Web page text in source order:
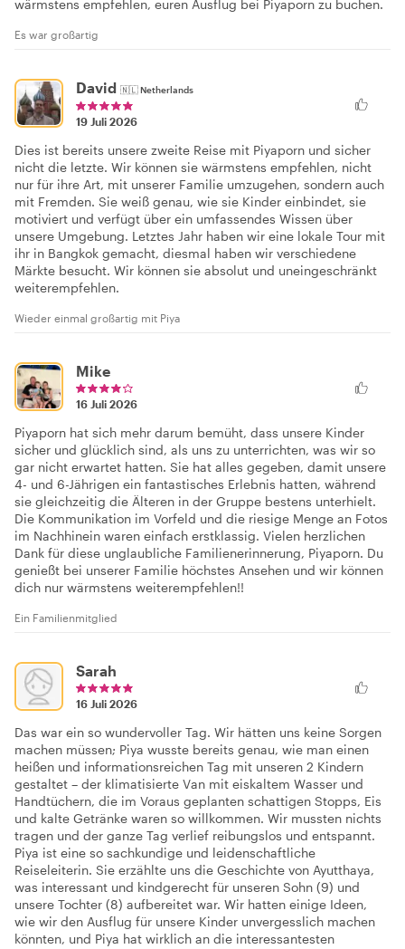
wärmstens empfehlen, euren Ausflug bei Piyaporn zu buchen.
Es war großartig
David 🇳🇱Netherlands
19 Juli 2026
Dies ist bereits unsere zweite Reise mit Piyaporn und sicher
nicht die letzte. Wir können sie wärmstens empfehlen, nicht
nur für ihre Art, mit unserer Familie umzugehen, sondern auch
mit Fremden. Sie weiß genau, wie sie Kinder einbindet, sie
motiviert und verfügt über ein umfassendes Wissen über
unsere Umgebung. Letztes Jahr haben wir eine lokale Tour mit
ihr in Bangkok gemacht, diesmal haben wir verschiedene
Märkte besucht. Wir können sie absolut und uneingeschränkt
weiterempfehlen.
Wieder einmal großartig mit Piya
Mike
16 Juli 2026
Piyaporn hat sich mehr darum bemüht, dass unsere Kinder
sicher und glücklich sind, als uns zu unterrichten, was wir so
gar nicht erwartet hatten. Sie hat alles gegeben, damit unsere
4- und 6-Jährigen ein fantastisches Erlebnis hatten, während
sie gleichzeitig die Älteren in der Gruppe bestens unterhielt.
Die Kommunikation im Vorfeld und die riesige Menge an Fotos
im Nachhinein waren einfach erstklassig. Vielen herzlichen
Dank für diese unglaubliche Familienerinnerung, Piyaporn. Du
genießt bei unserer Familie höchstes Ansehen und wir können
dich nur wärmstens weiterempfehlen!!
Ein Familienmitglied
Sarah
16 Juli 2026
Das war ein so wundervoller Tag. Wir hätten uns keine Sorgen
machen müssen; Piya wusste bereits genau, wie man einen
heißen und informationsreichen Tag mit unseren 2 Kindern
gestaltet – der klimatisierte Van mit eiskaltem Wasser und
Handtüchern, die im Voraus geplanten schattigen Stopps, Eis
und kalte Getränke waren so willkommen. Wir mussten nichts
tragen und der ganze Tag verlief reibungslos und entspannt.
Piya ist eine so sachkundige und leidenschaftliche
Reiseleiterin. Sie erzählte uns die Geschichte von Ayutthaya,
was interessant und kindgerecht für unseren Sohn (9) und
unsere Tochter (8) aufbereitet war. Wir hatten einige Ideen,
wie wir den Ausflug für unsere Kinder unvergesslich machen
könnten, und Piya hat wirklich an die interessantesten